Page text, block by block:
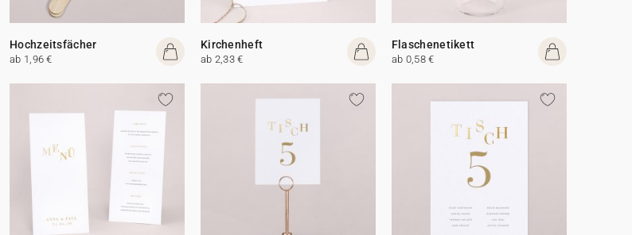
Hochzeitsfächer
ab 1,96 €
Kirchenheft
ab 2,33 €
Flaschenetikett
ab 0,58 €